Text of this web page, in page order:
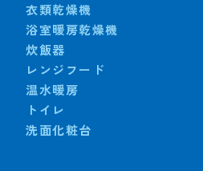
衣類乾燥機
浴室暖房乾燥機
炊飯器
レンジフード
温水暖房
トイレ
洗面化粧台